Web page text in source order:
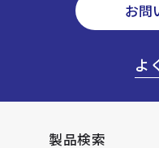
お問
よ
製品検索